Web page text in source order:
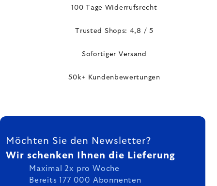
100 Tage Widerrufsrecht
Trusted Shops: 4,8 / 5
Sofortiger Versand
50k+ Kundenbewertungen
FUSSZEILE
Möchten Sie den Newsletter?
Wir schenken Ihnen die Lieferung
Maximal 2x pro Woche
Bereits 177 000 Abonnenten